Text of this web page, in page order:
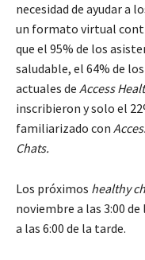
necesidad de ayudar a
un formato virtual
que el 95% de los
saludable, el 64% de
actuales de Access
inscribieron y solo el
familiarizado con
Chats.
Los próximos healthy
noviembre a las 3:00
a las 6:00 de la tarde.